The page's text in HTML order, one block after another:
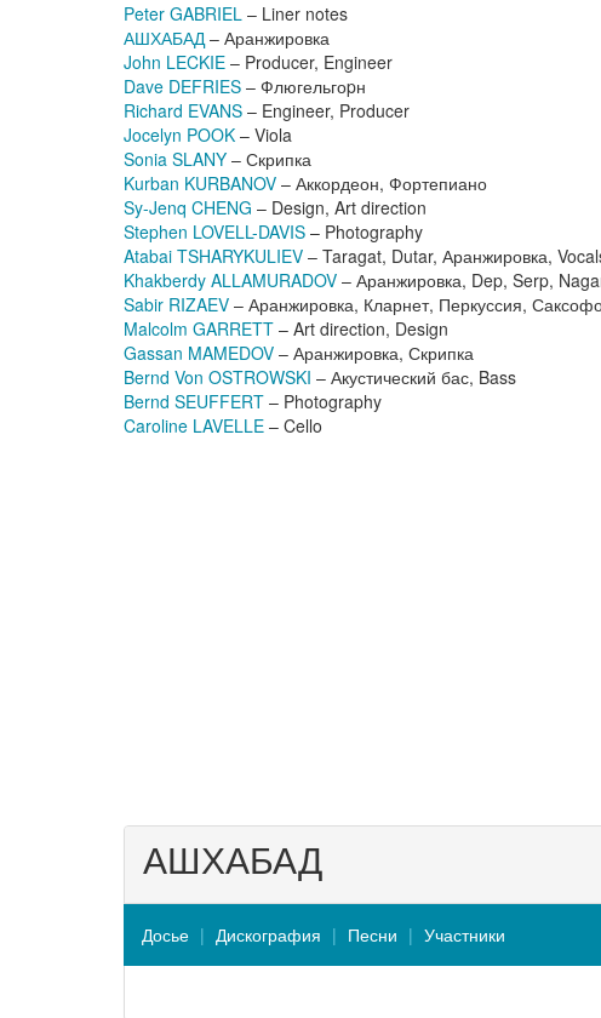
Peter GABRIEL – Liner notes
АШХАБАД– Аранжировка
John LECKIE – Producer, Engineer
Dave DEFRIES – Флюгельгоpн
Richard EVANS – Engineer, Producer
Jocelyn POOK – Viola
Sonia SLANY – Скрипка
Kurban KURBANOV – Аккордеон, Фортепиано
Sy-Jenq CHENG – Design, Art direction
Stephen LOVELL-DAVIS – Photography
Atabai TSHARYKULIEV – Taragat, Dutar, Аранжировка,
Khakberdy ALLAMURADOV – Аранжировка, Dep, Serp,
Sabir RIZAEV – Аранжировка, Кларнет, Перкуссия,
Malcolm GARRETT – Art direction, Design
Gassan MAMEDOV – Аранжировка, Скрипка
Bernd Von OSTROWSKI – Акустический бас, Bass
Bernd SEUFFERT – Photography
Caroline LAVELLE – Cello
АШХАБАД
Досье Дискография Песни Участники